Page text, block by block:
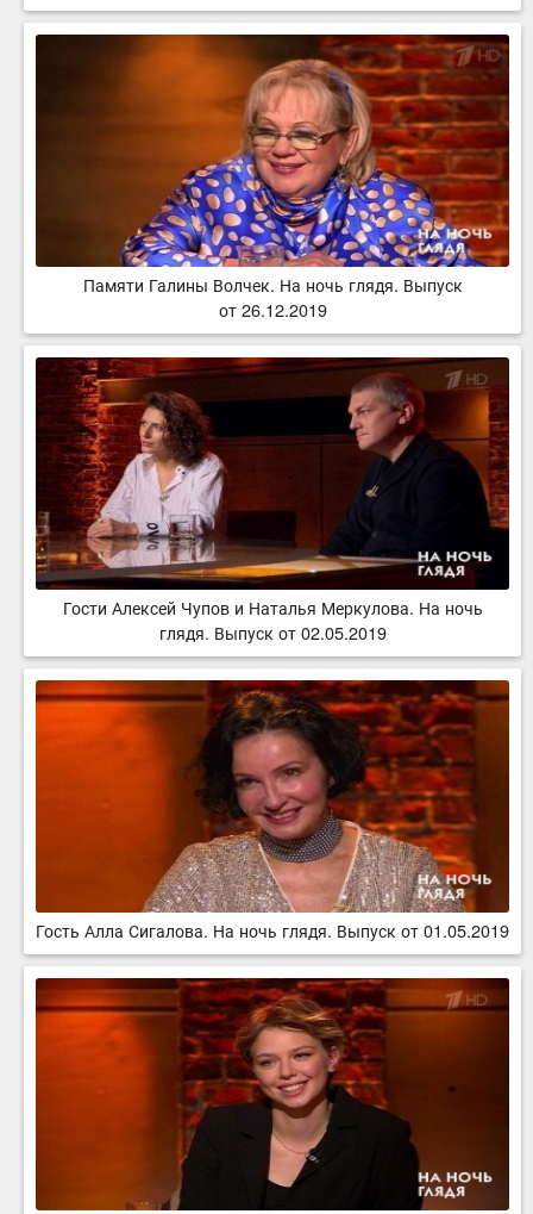
Памяти Галины Волчек. На ночь глядя. Выпуск
от 26.12.2019
Гости Алексей Чупов и Наталья Меркулова. На ночь
глядя. Выпуск от 02.05.2019
Гость Алла Сигалова. На ночь глядя. Выпуск от 01.05.2019